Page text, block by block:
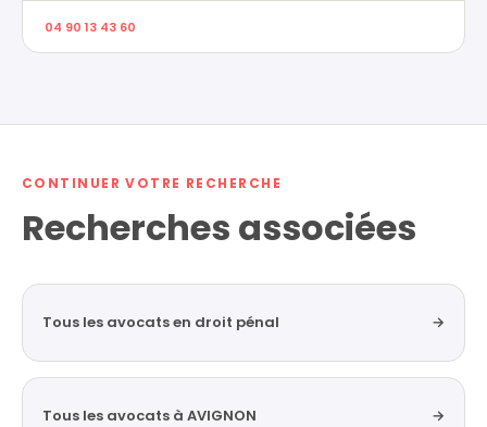
04 90 13 43 60
CONTINUER VOTRE RECHERCHE
Recherches associées
Tous les avocats en droit pénal →
Tous les avocats à AVIGNON →